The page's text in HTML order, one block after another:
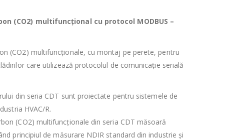
(CO2) multifuncțional cu protocol MODBUS –
(CO2) multifuncționale, cu montaj pe perete, pentru
care utilizează protocolul de comunicație serială
din seria CDT sunt proiectate pentru sistemele de
HVAC/R.
(CO2) multifuncționale din seria CDT măsoară
principiul de măsurare NDIR standard din industrie și